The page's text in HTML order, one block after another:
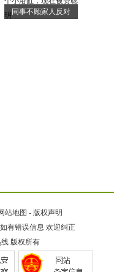
同事不顾家人反对
站地图 - 版权声明
有错误信息 欢迎纠正
版权所有